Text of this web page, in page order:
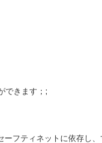
できます；;
フティネットに依存し